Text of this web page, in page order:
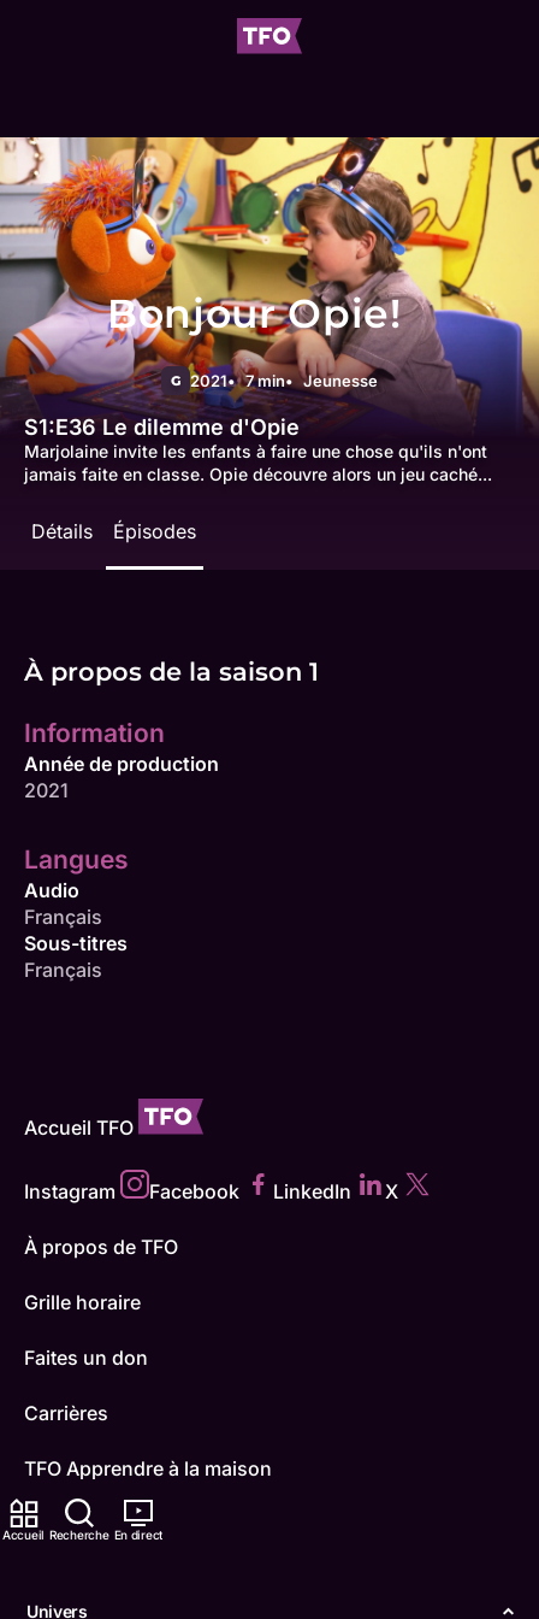
Accueil Recherche En direct
Univers
Bonjour Opie!
G 2021 7 min Jeunesse
S1:E36 Le dilemme d'Opie
Marjolaine invite les enfants à faire une chose qu'ils n'ont
jamais faite en classe. Opie découvre alors un jeu caché...
Détails Épisodes
À propos de la saison 1
Information
Année de production
2021
Langues
Audio
Français
Sous-titres
Français
Accueil TFO
Instagram Facebook LinkedIn X
À propos de TFO
Grille horaire
Faites un don
Carrières
TFO Apprendre à la maison
Comment nous capter